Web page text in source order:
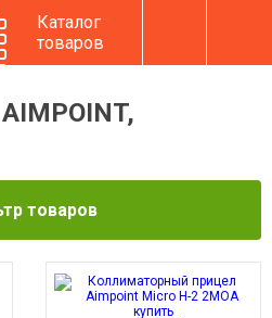
Каталог
товаров
товаров